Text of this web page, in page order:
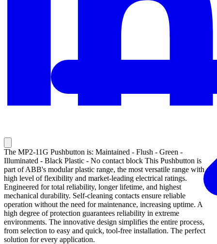
The MP2-11G Pushbutton is: Maintained - Flush - Green -
Illuminated - Black Plastic - No contact block This Pushbutton is
part of ABB's modular plastic range, the most versatile range with a
high level of flexibility and market-leading electrical ratings.
Engineered for total reliability, longer lifetime, and highest
mechanical durability. Self-cleaning contacts ensure reliable
operation without the need for maintenance, increasing uptime. A
high degree of protection guarantees reliability in extreme
environments. The innovative design simplifies the entire process,
from selection to easy and quick, tool-free installation. The perfect
solution for every application.